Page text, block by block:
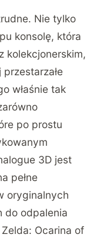
Nie tylko
konsolę, która
kolekcjonerskim,
właśnie tak
po prostu
3D jest
pełne
oryginalnych
do odpalenia
Ocarina of